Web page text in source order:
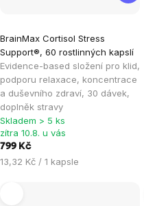
BrainMax Cortisol Stress
Support®, 60 rostlinných kapslí
Evidence-based složení pro klid,
podporu relaxace, koncentrace
a duševního zdraví, 30 dávek,
doplněk stravy
hodnocení
produktu
je
4,7
z
5
hvězdiček.
Skladem > 5 ks
zítra 10.8. u vás
799 Kč
Měrná
13,32 Kč / 1 kapsle